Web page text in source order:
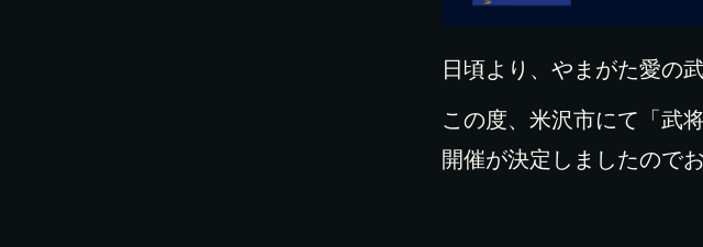
日頃より、やまがた愛の
この度、米沢市にて「
開催が決定しましたので